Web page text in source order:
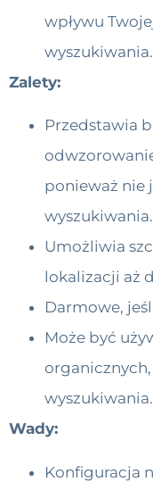
wpływu
wyszukiwania.
Zalety:
Przedstawia
ponieważ nie
wyszukiwania.
Umożliwia
lokalizacji aż
Darmowe,
Może być
wyszukiwania.
Wady:
Konfiguracja